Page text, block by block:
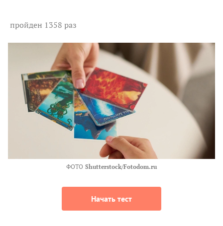
пройден 1358 раз
ФОТО Shutterstock/Fotodom.ru
Начать тест